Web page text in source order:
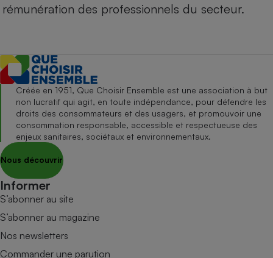
rémunération des professionnels du secteur.
Créée en 1951, Que Choisir Ensemble est une association à but
non lucratif qui agit, en toute indépendance, pour défendre les
droits des consommateurs et des usagers, et promouvoir une
consommation responsable, accessible et respectueuse des
enjeux sanitaires, sociétaux et environnementaux.
Nous découvrir
Informer
S’abonner au site
S’abonner au magazine
Nos newsletters
Commander une parution